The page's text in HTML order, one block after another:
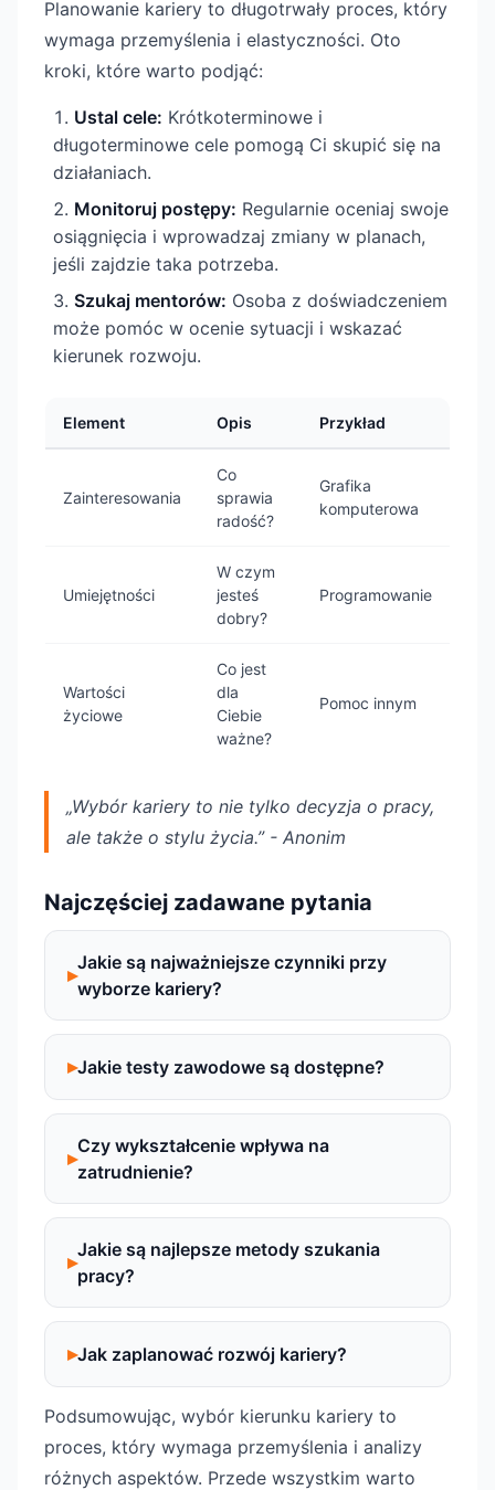
Planowanie kariery to długotrwały proces, który
wymaga przemyślenia i elastyczności. Oto
kroki, które warto podjąć:
Ustal cele: Krótkoterminowe i
długoterminowe cele pomogą Ci skupić się na
działaniach.
Monitoruj postępy: Regularnie oceniaj swoje
osiągnięcia i wprowadzaj zmiany w planach,
jeśli zajdzie taka potrzeba.
Szukaj mentorów: Osoba z doświadczeniem
może pomóc w ocenie sytuacji i wskazać
kierunek rozwoju.
Element Opis Przykład
Zainteresowania
Co
sprawia
radość?
Grafika
komputerowa
Umiejętności
W czym
jesteś
dobry?
Programowanie
Wartości
życiowe
Co jest
dla
Ciebie
ważne?
Pomoc innym
„Wybór kariery to nie tylko decyzja o pracy,
ale także o stylu życia.” - Anonim
Najczęściej zadawane pytania
Jakie są najważniejsze czynniki przy
wyborze kariery?
Jakie testy zawodowe są dostępne?
Czy wykształcenie wpływa na
zatrudnienie?
Jakie są najlepsze metody szukania
pracy?
Jak zaplanować rozwój kariery?
Podsumowując, wybór kierunku kariery to
proces, który wymaga przemyślenia i analizy
różnych aspektów. Przede wszystkim warto